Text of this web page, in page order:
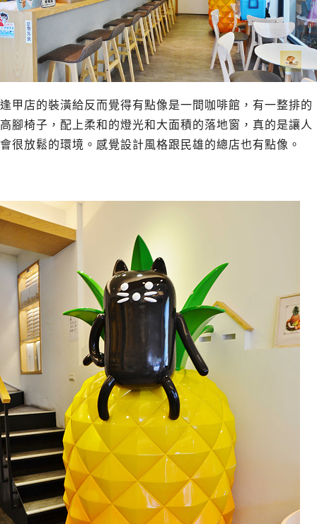
逢甲店的裝潢給反而覺得有點像是一間咖啡館，有一整排的
高腳椅子，配上柔和的燈光和大面積的落地窗，真的是讓人
會很放鬆的環境。感覺設計風格跟民雄的總店也有點像。